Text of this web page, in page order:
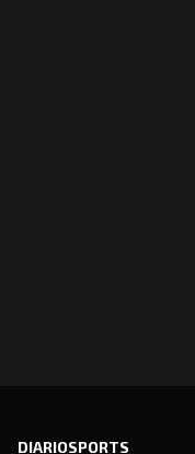
DIARIOSPORTS